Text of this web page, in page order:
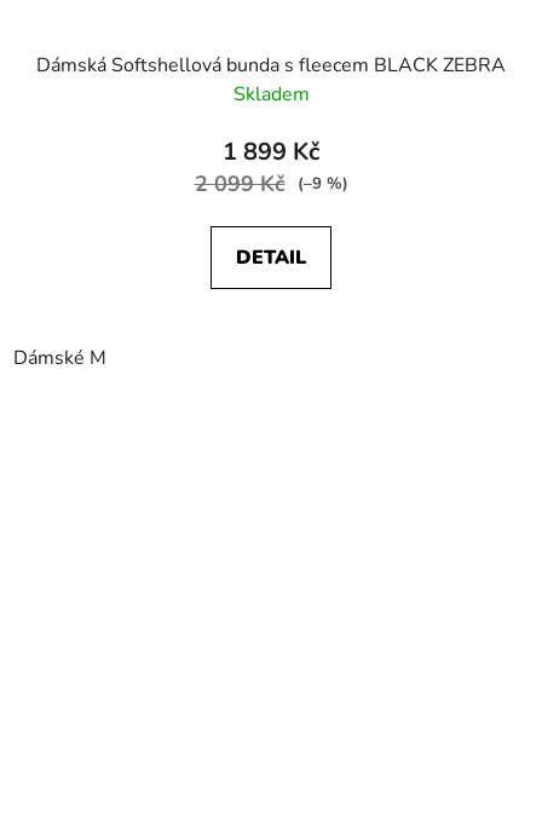
Dámská Softshellová bunda s fleecem BLACK ZEBRA
Skladem
1 899 Kč
2 099 Kč (–9 %)
DETAIL
Dámské M